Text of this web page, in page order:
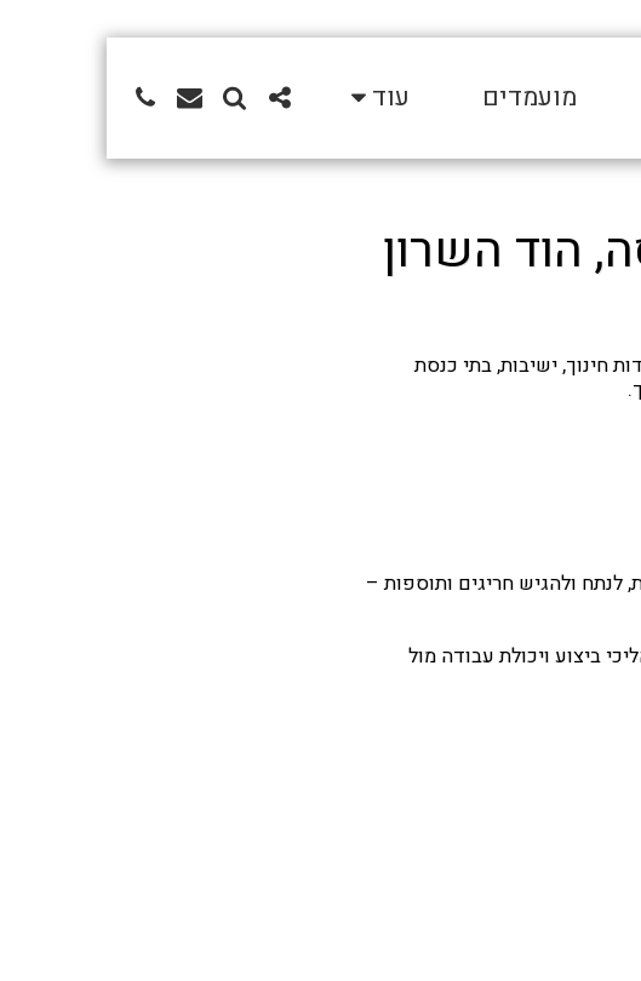
מועמדים עוד
חינוך, ישיבות, בתי כנסת
לנתח ולהגיש חריגים ותוספות –
ביצוע ויכולת עבודה מול